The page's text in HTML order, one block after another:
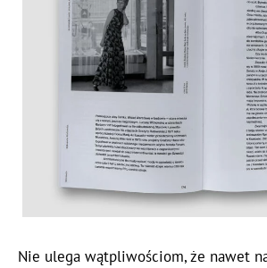
Nie ulega wątpliwościom, że nawet